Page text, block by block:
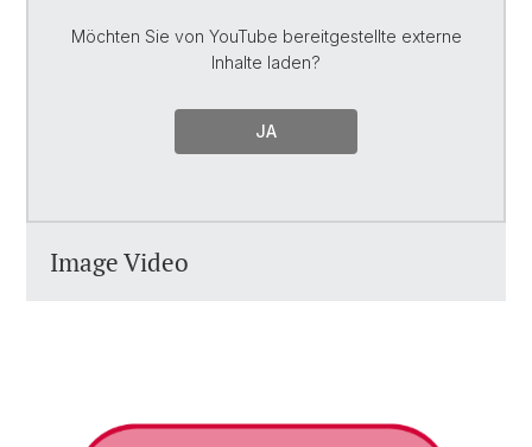
Möchten Sie von YouTube bereitgestellte externe
Inhalte laden?
JA
Image Video